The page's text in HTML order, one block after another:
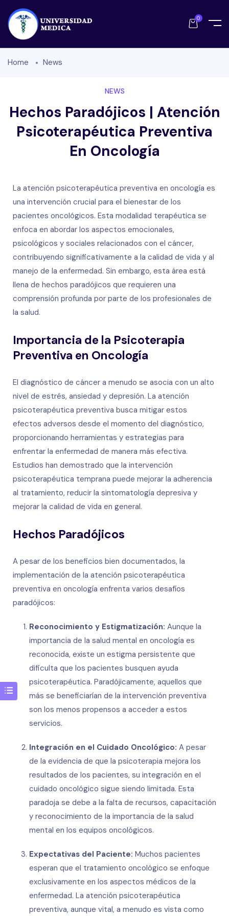
0
Home News
NEWS
Hechos Paradójicos | Atención
Psicoterapéutica Preventiva
En Oncología
La atención psicoterapéutica preventiva en oncología es
una intervención crucial para el bienestar de los
pacientes oncológicos. Esta modalidad terapéutica se
enfoca en abordar los aspectos emocionales,
psicológicos y sociales relacionados con el cáncer,
contribuyendo significativamente a la calidad de vida y al
manejo de la enfermedad. Sin embargo, esta área está
llena de hechos paradójicos que requieren una
comprensión profunda por parte de los profesionales de
la salud.
Importancia de la Psicoterapia
Preventiva en Oncología
El diagnóstico de cáncer a menudo se asocia con un alto
nivel de estrés, ansiedad y depresión. La atención
psicoterapéutica preventiva busca mitigar estos
efectos adversos desde el momento del diagnóstico,
proporcionando herramientas y estrategias para
enfrentar la enfermedad de manera más efectiva.
Estudios han demostrado que la intervención
psicoterapéutica temprana puede mejorar la adherencia
al tratamiento, reducir la sintomatología depresiva y
mejorar la calidad de vida en general.
Hechos Paradójicos
A pesar de los beneficios bien documentados, la
implementación de la atención psicoterapéutica
preventiva en oncología enfrenta varios desafíos
paradójicos:
Reconocimiento y Estigmatización: Aunque la
importancia de la salud mental en oncología es
reconocida, existe un estigma persistente que
dificulta que los pacientes busquen ayuda
psicoterapéutica. Paradójicamente, aquellos que
más se beneficiarían de la intervención preventiva
son los menos propensos a acceder a estos
servicios.
Integración en el Cuidado Oncológico: A pesar
de la evidencia de que la psicoterapia mejora los
resultados de los pacientes, su integración en el
cuidado oncológico sigue siendo limitada. Esta
paradoja se debe a la falta de recursos, capacitación
y reconocimiento de la importancia de la salud
mental en los equipos oncológicos.
Expectativas del Paciente: Muchos pacientes
esperan que el tratamiento oncológico se enfoque
exclusivamente en los aspectos médicos de la
enfermedad. La atención psicoterapéutica
preventiva, aunque vital, a menudo es vista como